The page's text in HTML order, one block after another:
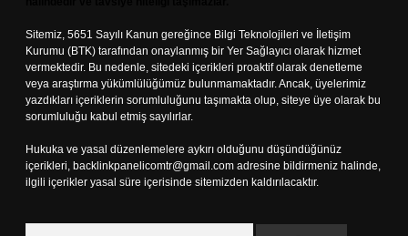
Sitemiz, 5651 Sayılı Kanun gereğince Bilgi Teknolojileri ve İletişim
Kurumu (BTK) tarafından onaylanmış bir Yer Sağlayıcı olarak hizmet
vermektedir. Bu nedenle, sitedeki içerikleri proaktif olarak denetleme
veya araştırma yükümlülüğümüz bulunmamaktadır. Ancak, üyelerimiz
yazdıkları içeriklerin sorumluluğunu taşımakta olup, siteye üye olarak bu
sorumluluğu kabul etmiş sayılırlar.
Hukuka ve yasal düzenlemelere aykırı olduğunu düşündüğünüz
içerikleri, backlinkpanelicomtr@gmail.com adresine bildirmeniz halinde,
ilgili içerikler yasal süre içerisinde sitemizden kaldırılacaktır.